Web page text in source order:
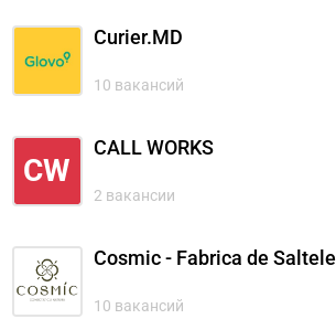
Curier.MD
10 вакансий
CW
CALL WORKS
2 вакансии
Cosmic - Fabrica de Saltele
10 вакансий